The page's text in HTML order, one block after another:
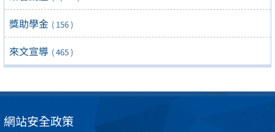
獎助學金 ( 156 )
來文宣導 ( 465 )
網站安全政策